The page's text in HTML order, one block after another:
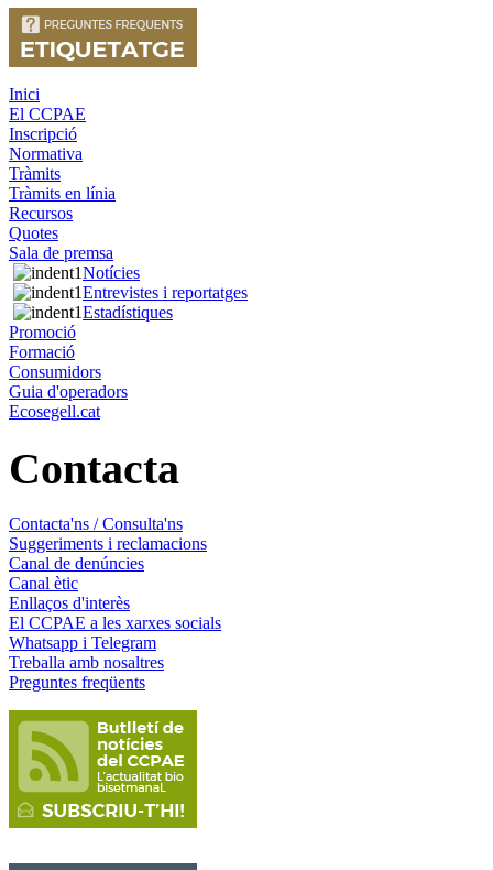
Inici
El CCPAE
Inscripció
Normativa
Tràmits
Tràmits en línia
Recursos
Quotes
Sala de premsa
Notícies
Entrevistes i reportatges
Estadístiques
Promoció
Formació
Consumidors
Guia d'operadors
Ecosegell.cat
Contacta
Contacta'ns / Consulta'ns
Suggeriments i reclamacions
Canal de denúncies
Canal ètic
Enllaços d'interès
El CCPAE a les xarxes socials
Whatsapp i Telegram
Treballa amb nosaltres
Preguntes freqüents